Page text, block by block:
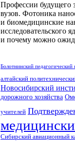
Профессии будущего
вузов. Фотоника
и биомедицинские
и почему можно
Болотнинский
алтайский
Новосибирский
дорожного хозяйства
учителей
Сибирский авиационный